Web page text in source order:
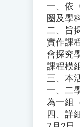
一、依
圈及學
二、旨
實作課
會探究
課程模
三、本
一、二
為一組
四、詳